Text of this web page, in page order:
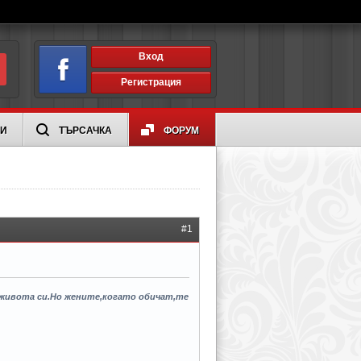
Вход
Регистрация
ТЪРСАЧКА ФОРУМ
#1
си.Но жените,когато обичат,те